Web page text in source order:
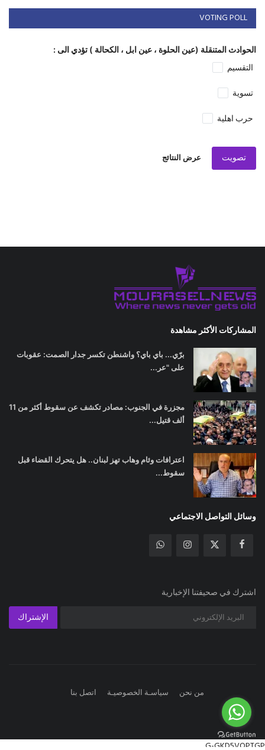
VOTING POLL
الحوادث المتنقلة (عين الحلوة ، عين ابل ، الكحالة ) تؤدي الى :
التقسيم
تسوية
حرب اهلية
تصويت عرض النتائج
المشاركات الأكثر مشاهدة
برّي... باي باي؟ واشنطن تكسر جدار الصمت: عقوبات
على "عر...
مجزرة في الجنوب: مصادر تكشف عن سقوط أكثر من 11
ألف قتيل...
اعترافات وئام وهاب تهز لبنان.. هل يتحرك القضاء قبل
سقوط...
وسائل التواصل الاجتماعي
اشترك في صحيفتنا الإخبارية
الإشتراك
من نحن سياسـة الخصوصيـة اتصل بنا
G-GKD5VQPTGP